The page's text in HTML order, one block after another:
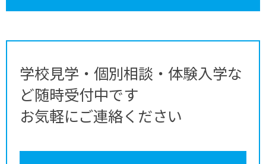
学校見学・個別相談・体験入学な
ど随時受付中です
お気軽にご連絡ください